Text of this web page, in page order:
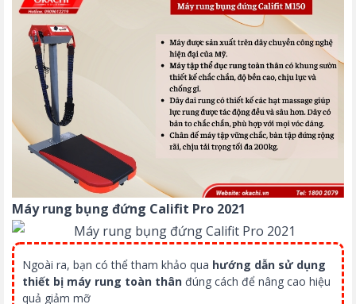
Máy rung bụng đứng Califit Pro 2021
Ngoài ra, bạn có thể tham khảo qua hướng dẫn sử dụng
thiết bị máy rung toàn thân đúng cách để nâng cao hiệu
quả giảm mỡ